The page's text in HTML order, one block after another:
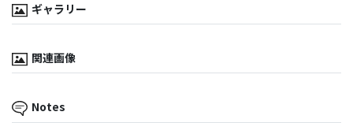
ギャラリー
関連画像
Notes